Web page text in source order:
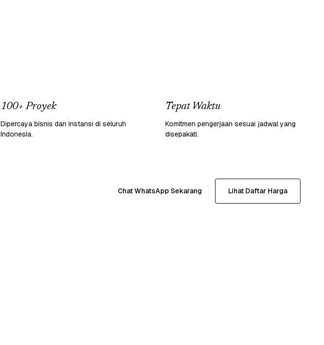
100+ Proyek
Dipercaya bisnis dan instansi di seluruh
Indonesia.
Tepat Waktu
Komitmen pengerjaan sesuai jadwal yang
disepakati.
Chat WhatsApp Sekarang Lihat Daftar Harga